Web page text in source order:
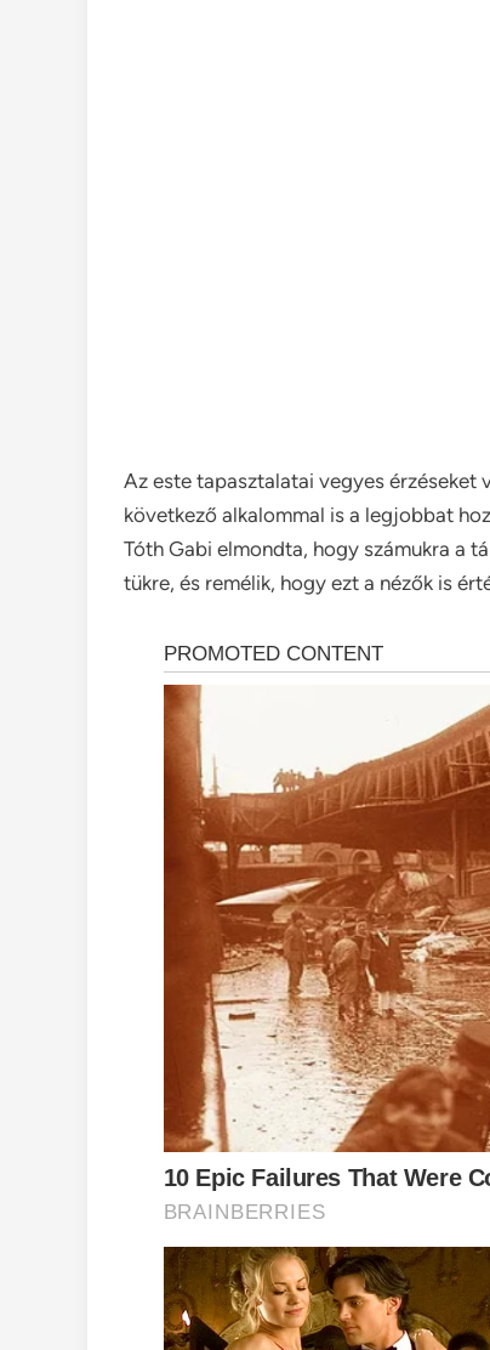
Az este tapasztalatai vegyes
következő alkalommal is a legjobbat
Tóth Gabi elmondta, hogy számukra a
tükre, és remélik, hogy ezt a nézők is